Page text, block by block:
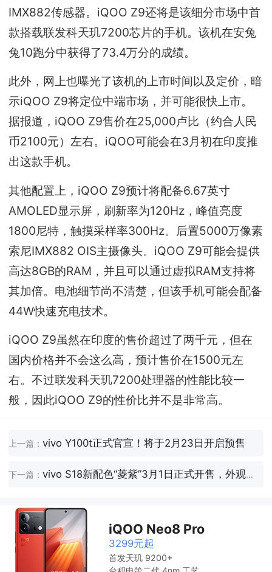
IMX882传感器。iQOO Z9还将是该细分市场中首
款搭载联发科天玑7200芯片的手机。该机在安兔
兔10跑分中获得了73.4万分的成绩。
此外，网上也曝光了该机的上市时间以及定价，暗
示iQOO Z9将定位中端市场，并可能很快上市。
据报道，iQOO Z9售价在25,000卢比（约合人民
币2100元）左右。iQOO可能会在3月初在印度推
出这款手机。
其他配置上，iQOO Z9预计将配备6.67英寸
AMOLED显示屏，刷新率为120Hz，峰值亮度
1800尼特，触摸采样率300Hz。后置5000万像素
索尼IMX882 OIS主摄像头。iQOO Z9可能会提供
高达8GB的RAM，并且可以通过虚拟RAM支持将
其加倍。电池细节尚不清楚，但该手机可能会配备
44W快速充电技术。
iQOO Z9虽然在印度的售价超过了两千元，但在
国内价格并不会这么高，预计售价在1500元左
右。不过联发科天玑7200处理器的性能比较一
般，因此iQOO Z9的性价比并不是非常高。
上一篇：vivo Y100t正式官宣！将于2月23日开启预售
下一篇：vivo S18新配色“菱紫”3月1日正式开售，外观酷似 vivo X Flip 小折叠
iQOO Neo8 Pro
3299元起
首发天玑 9200+